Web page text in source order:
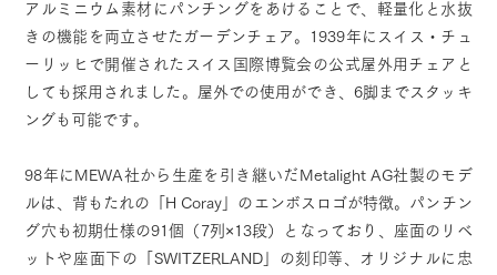
アルミニウム素材にパンチングをあけることで、軽量化と水抜
きの機能を両立させたガーデンチェア。1939年にスイス・チュ
ーリッヒで開催されたスイス国際博覧会の公式屋外用チェアと
しても採用されました。屋外での使用ができ、6脚までスタッキ
ングも可能です。
98年にMEWA社から生産を引き継いだMetalight AG社製のモデ
ルは、背もたれの「H Coray」のエンボスロゴが特徴。パンチン
グ穴も初期仕様の91個（7列×13段）となっており、座面のリベ
ットや座面下の「SWITZERLAND」の刻印等、オリジナルに忠